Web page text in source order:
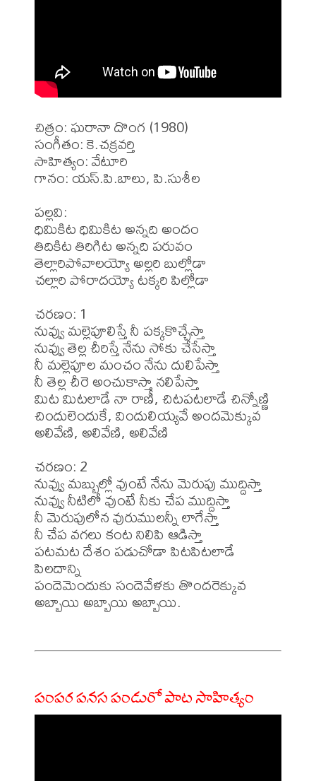
చిత్రం: ఘరానా దొంగ (1980)
సంగీతం: కె.చక్రవర్తి
సాహిత్యం: వేటూరి
గానం: యస్.పి.బాలు, పి.సుశీల
పల్లవి:
ధిమికిట ధిమికిట అన్నది అందం
తిదికిట తిరిగిట అన్నది పరువం
తెల్లారిపోవాలయ్యో అల్లరి బుల్లోడా
చల్లారి పోరాదయ్యో టక్కరి పిల్లోడా
చరణం: 1
నువ్వు మల్లెపూలిస్తే నీ పక్కకొచ్చేస్తా
నువ్వు తెల్ల చీరిస్తే నేను సోకు చేసేస్తా
నీ మల్లెపూల మంచం నేను దులిపేస్తా
నీ తెల్ల చీరె అంచుకాస్తా నలిపేస్తా
మిట మిటలాడే నా రాణీ, చిటపటలాడే చిన్నోణ్ణి
చిందులెందుకే, విందులియ్యవే అందమెక్కువ
అలివేణి, అలివేణి, అలివేణి
చరణం: 2
నువ్వు మబ్బుల్లో వుంటే నేను మెరుపు ముద్దిస్తా
నువ్వు నీటిలో వుంటే నీకు చేప ముద్దిస్తా
నీ మెరుపులోన వురుములన్నీ లాగేస్తా
నీ చేప వగలు కంట నిలిపి ఆడిస్తా
పటమట దేశం పడుచోడా పిటపిటలాడే
పిలదాన్ని
పందెమెందుకు సందెవేళకు తొందరెక్కువ
అబ్బాయి అబ్బాయి అబ్బాయి.
పంపర పనస పండురో పాట సాహిత్యం